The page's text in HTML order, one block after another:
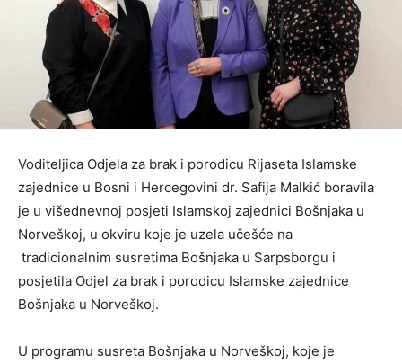
Voditeljica Odjela za brak i porodicu Rijaseta Islamske
zajednice u Bosni i Hercegovini dr. Safija Malkić boravila
je u višednevnoj posjeti Islamskoj zajednici Bošnjaka u
Norveškoj, u okviru koje je uzela učešće na
tradicionalnim susretima Bošnjaka u Sarpsborgu i
posjetila Odjel za brak i porodicu Islamske zajednice
Bošnjaka u Norveškoj.
U programu susreta Bošnjaka u Norveškoj, koje je